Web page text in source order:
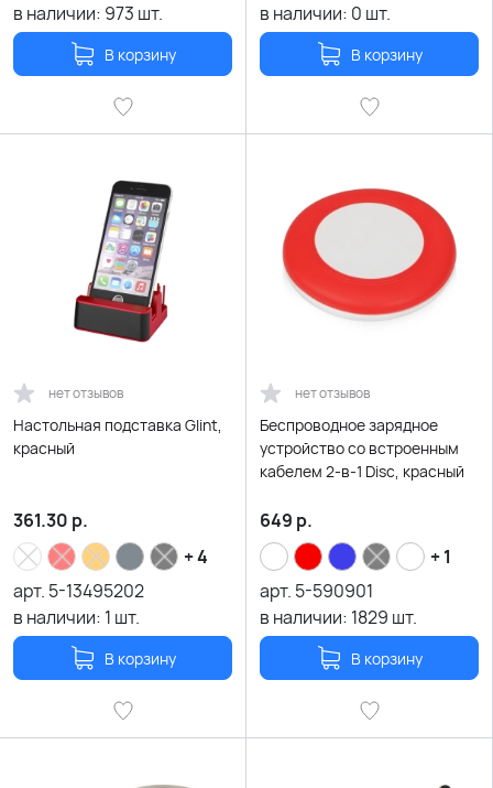
в наличии: 973 шт.
В корзину
в наличии: 0 шт.
В корзину
нет отзывов
Настольная подставка Glint,
красный
361.30 р.
+ 4
арт. 5-13495202
в наличии: 1 шт.
В корзину
нет отзывов
Беспроводное зарядное
устройство со встроенным
кабелем 2-в-1 Disc, красный
649 р.
+ 1
арт. 5-590901
в наличии: 1829 шт.
В корзину